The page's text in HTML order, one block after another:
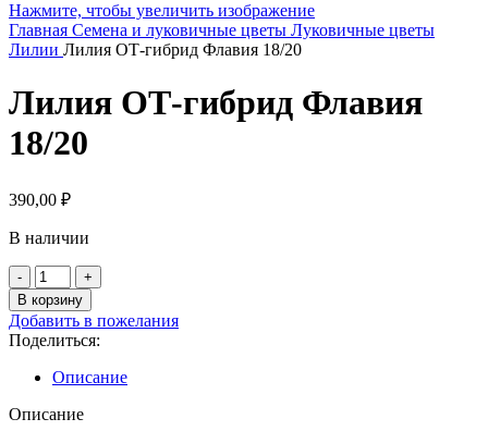
Нажмите, чтобы увеличить изображение
Главная Семена и луковичные цветы Луковичные цветы
Лилии Лилия ОТ-гибрид Флавия 18/20
Лилия ОТ-гибрид Флавия
18/20
390,00 ₽
В наличии
Количество
товара
Лилия
ОТ-
гибрид
Флавия
18/20
В корзину
Добавить в пожелания
Поделиться:
Описание
Описание